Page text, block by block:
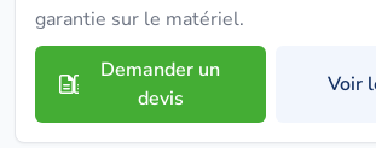
garantie sur le matériel.
Demander un
devis
Voir